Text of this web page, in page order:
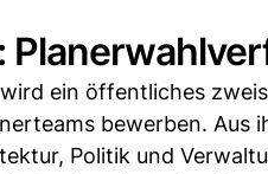
ein öffentliches
bewerben.
Politik und